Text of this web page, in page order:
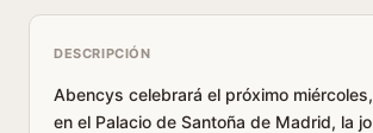
DESCRIPCIÓN
Abencys celebrará el próximo
en el Palacio de Santoña de Madrid, la